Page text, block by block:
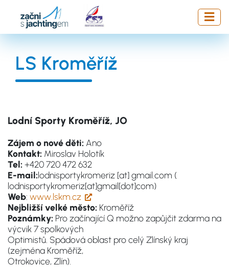
hlavnímu
LS Kroměříž
Lodní Sporty Kroměříž, JO
Zájem o nové děti: Ano
Kontakt: Miroslav Holotík
Tel: +420 720 472 632
E-mail:lodnisportykromeriz [at]gmail.com (
lodnisportykromeriz[at]gmail[dot]com)
Web: www.lskm.cz
Nejbližší velké město: Kroměříž
Poznámky: Pro začínající Q možno zapůjčit zdarma na
výcvik 7 spolkových
Optimistů. Spádová oblast pro celý Zlínský kraj
(zejména Kroměříž,
Otrokovice, Zlín).